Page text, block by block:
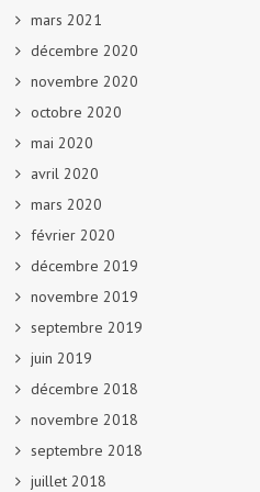
mars 2021
décembre 2020
novembre 2020
octobre 2020
mai 2020
avril 2020
mars 2020
février 2020
décembre 2019
novembre 2019
septembre 2019
juin 2019
décembre 2018
novembre 2018
septembre 2018
juillet 2018